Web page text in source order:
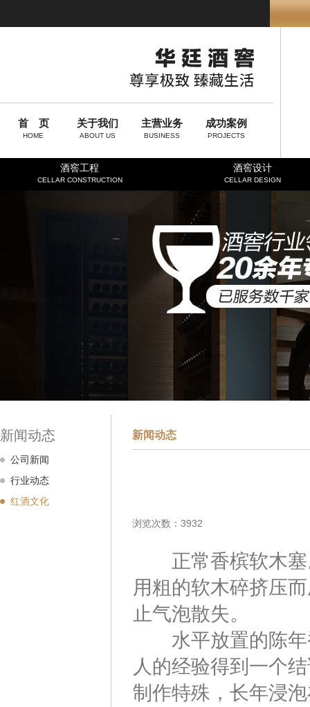
首 页
HOME
关于我们
ABOUT US
主营业务
BUSINESS
成功案例
PROJECTS
酒窖工程
CELLAR CONSTRUCTION
酒窖设计
CELLAR DESIGN
新闻动态
公司新闻
行业动态
红酒文化
新闻动态
浏览次数：3932
正常香槟软木塞
用粗的软木碎挤压
止气泡散失。
水平放置的陈年
人的经验得到一个
制作特殊，长年浸